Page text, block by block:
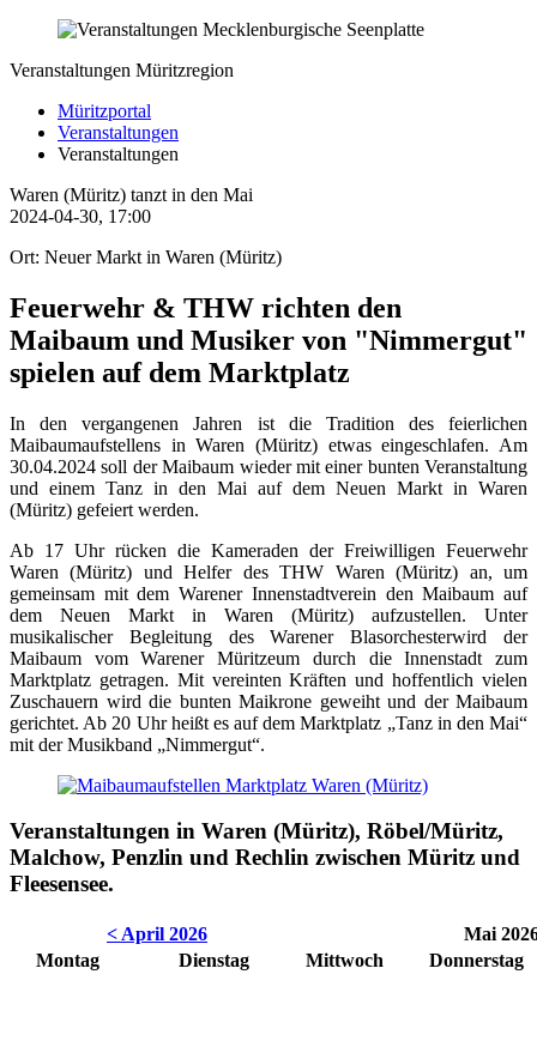
Veranstaltungen Müritzregion
Müritzportal
Veranstaltungen
Veranstaltungen
Waren (Müritz) tanzt in den Mai
2024-04-30, 17:00
Ort: Neuer Markt in Waren (Müritz)
Feuerwehr & THW richten den
Maibaum und Musiker von "Nimmergut"
spielen auf dem Marktplatz
In den vergangenen Jahren ist die Tradition des feierlichen
Maibaumaufstellens in Waren (Müritz) etwas eingeschlafen. Am
30.04.2024 soll der Maibaum wieder mit einer bunten Veranstaltung
und einem Tanz in den Mai auf dem Neuen Markt in Waren
(Müritz) gefeiert werden.
Ab 17 Uhr rücken die Kameraden der Freiwilligen Feuerwehr
Waren (Müritz) und Helfer des THW Waren (Müritz) an, um
gemeinsam mit dem Warener Innenstadtverein den Maibaum auf
dem Neuen Markt in Waren (Müritz) aufzustellen. Unter
musikalischer Begleitung des Warener Blasorchesterwird der
Maibaum vom Warener Müritzeum durch die Innenstadt zum
Marktplatz getragen. Mit vereinten Kräften und hoffentlich vielen
Zuschauern wird die bunten Maikrone geweiht und der Maibaum
gerichtet. Ab 20 Uhr heißt es auf dem Marktplatz „Tanz in den Mai“
mit der Musikband „Nimmergut“.
Veranstaltungen in Waren (Müritz), Röbel/Müritz,
Malchow, Penzlin und Rechlin zwischen Müritz und
Fleesensee.
< April 2026
Mai
Montag
Dienstag Mittwoch Donnerstag